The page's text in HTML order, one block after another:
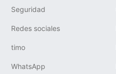
Seguridad
Redes sociales
timo
WhatsApp